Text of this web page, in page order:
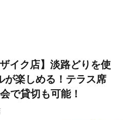
イク店】淡路どりを使
が楽しめる！テラス席
で貸切も可能！